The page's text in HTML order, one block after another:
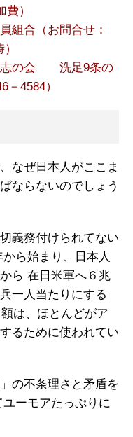
）
組合（お問合せ：
志の会 洗足9条の
4584）
なぜ日本人がここま
ならないのでしょう
義務付けられてない
から始まり、日本人
ら 在日米軍へ６兆
一人当たりにする
は、ほとんどがア
るために使われてい
の不条理さと矛盾を
ーモアたっぷりに